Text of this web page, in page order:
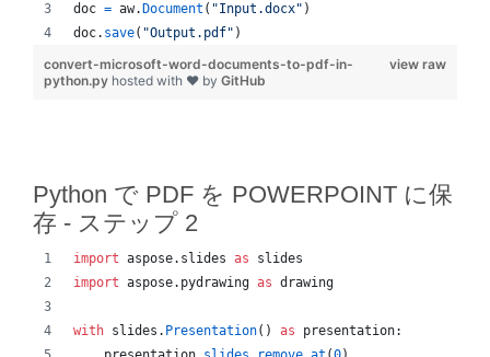
doc = aw. Document ( "Input.docx" )
doc. save( "Output.pdf" )
view raw
convert-microsoft-word-documents-to-pdf-in-
python.py hosted with ❤ by GitHub
Python で PDF を POWERPOINT に保
存 - ステップ 2
import aspose. slides as
slides
import aspose. pydrawing as drawing
with slides . Presentation() as presentation: